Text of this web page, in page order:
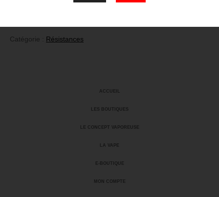
Catégorie : Résistances
ACCUEIL
LES BOUTIQUES
LE CONCEPT VAPOREUSE
LA VAPE
E-BOUTIQUE
MON COMPTE